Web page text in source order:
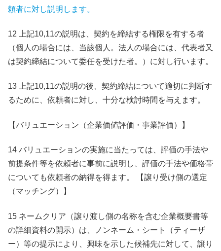
頼者に対し説明します。
12 上記10,11の説明は、契約を締結する権限を有する者
（個人の場合には、当該個人。法人の場合には、代表者又
は契約締結について委任を受けた者。）に対し行います。
13 上記10,11の説明の後、契約締結について適切に判断す
るために、依頼者に対し、十分な検討時間を与えます。
【バリュエーション（企業価値評価・事業評価）】
14 バリュエーションの実施に当たっては、評価の手法や
前提条件等を依頼者に事前に説明し、評価の手法や価格帯
についても依頼者の納得を得ます。 【譲り受け側の選定
（マッチング）】
15 ネームクリア（譲り渡し側の名称を含む企業概要書等
の詳細資料の開示）は、ノンネーム・シート（ティーザ
ー）等の提示により、興味を示した候補先に対して、譲り